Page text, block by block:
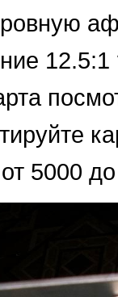
5000